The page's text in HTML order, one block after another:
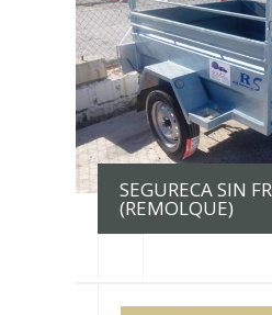
SEGURECA SIN
(REMOLQUE)